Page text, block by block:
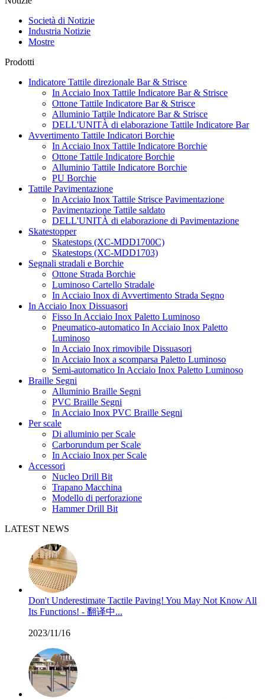
Società di Notizie
Industria Notizie
Mostre
Prodotti
Indicatore Tattile direzionale Bar & Strisce
In Acciaio Inox Tattile Indicatore Bar & Strisce
Ottone Tattile Indicatore Bar & Strisce
Alluminio Tattile Indicatore Bar & Strisce
DELL'UNITÀ di elaborazione Tattile Indicatore Bar
Avvertimento Tattile Indicatori Borchie
In Acciaio Inox Tattile Indicatore Borchie
Ottone Tattile Indicatore Borchie
Alluminio Tattile Indicatore Borchie
PU Borchie
Tattile Pavimentazione
In Acciaio Inox Tattile Strisce Pavimentazione
Pavimentazione Tattile saldato
DELL'UNITÀ di elaborazione di Pavimentazione
Skatestopper
Skatestops (XC-MDD1700C)
Skatestops (XC-MDD1703)
Segnali stradali e Borchie
Ottone Strada Borchie
Luminoso Cartello Stradale
In Acciaio Inox di Avvertimento Strada Segno
In Acciaio Inox Dissuasori
Fisso In Acciaio Inox Paletto Luminoso
Pneumatico-automatico In Acciaio Inox Paletto
Luminoso
In Acciaio Inox rimovibile Dissuasori
In Acciaio Inox a scomparsa Paletto Luminoso
Semi-automatico In Acciaio Inox Paletto Luminoso
Braille Segni
Alluminio Braille Segni
PVC Braille Segni
In Acciaio Inox PVC Braille Segni
Per scale
Di alluminio per Scale
Carborundum per Scale
In Acciaio Inox per Scale
Accessori
Nucleo Drill Bit
Trapano Macchina
Modello di perforazione
Hammer Drill Bit
LATEST NEWS
Don't Underestimate Tactile Paving! You May Not Know All
Its Functions! - 翻译中...
2023/11/16